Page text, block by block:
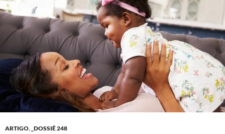
ARTIGO, _DOSSIÊ 248